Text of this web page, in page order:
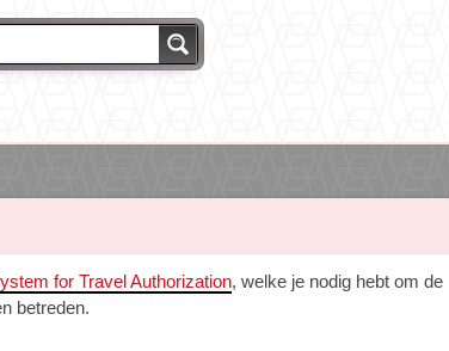
for Travel Authorization, welke je nodig hebt om de
betreden.